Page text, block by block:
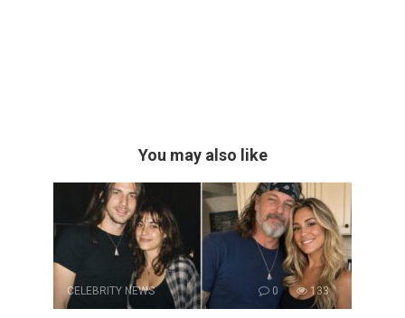
You may also like
CELEBRITY NEWS 0 133